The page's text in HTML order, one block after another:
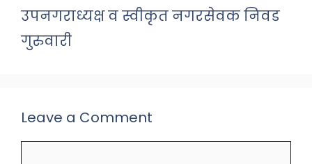
उपनगराध्यक्ष व स्वीकृत नगरसेवक निवड
गुरुवारी
Leave a Comment